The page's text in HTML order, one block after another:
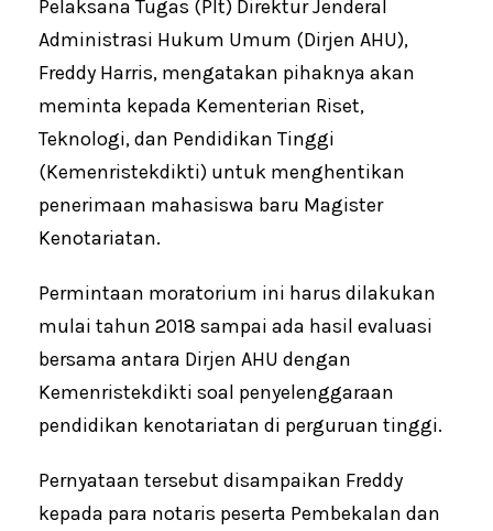
Pelaksana Tugas (Plt) Direktur Jenderal
Administrasi Hukum Umum (Dirjen AHU),
Freddy Harris, mengatakan pihaknya akan
meminta kepada Kementerian Riset,
Teknologi, dan Pendidikan Tinggi
(Kemenristekdikti) untuk menghentikan
penerimaan mahasiswa baru Magister
Kenotariatan.
Permintaan moratorium ini harus dilakukan
mulai tahun 2018 sampai ada hasil evaluasi
bersama antara Dirjen AHU dengan
Kemenristekdikti soal penyelenggaraan
pendidikan kenotariatan di perguruan tinggi.
Pernyataan tersebut disampaikan Freddy
kepada para notaris peserta Pembekalan dan